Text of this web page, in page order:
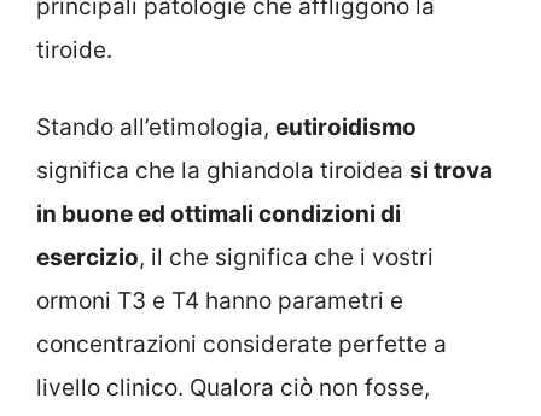
principali patologie che affliggono la
tiroide.
Stando all’etimologia, eutiroidismo
significa che la ghiandola tiroidea si trova
in buone ed ottimali condizioni di
esercizio, il che significa che i vostri
ormoni T3 e T4 hanno parametri e
concentrazioni considerate perfette a
livello clinico. Qualora ciò non fosse,